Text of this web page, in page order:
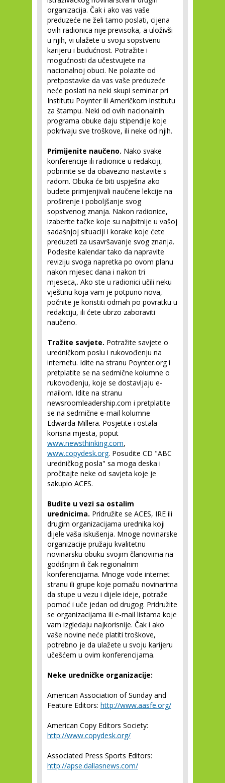
organizacija. Čak i ako vas vaše
preduzeće ne želi tamo poslati, cijena
ovih radionica nije previsoka, a uloživši
u njih, vi ulažete u svoju sopstvenu
karijeru i budućnost. Potražite i
mogućnosti da učestvujete na
nacionalnoj obuci. Ne polazite od
pretpostavke da vas vaše preduzeće
neće poslati na neki skupi seminar pri
Institutu Poynter ili Američkom institutu
za štampu. Neki od ovih nacionalnih
programa obuke daju stipendije koje
pokrivaju sve troškove, ili neke od njih.
Primijenite naučeno. Nako svake
konferencije ili radionice u redakciji,
pobrinite se da obavezno nastavite s
radom. Obuka će biti uspješna ako
budete primjenjivali naučene lekcije na
proširenje i poboljšanje svog
sopstvenog znanja. Nakon radionice,
izaberite tačke koje su najbitnije u vašoj
sadašnjoj situaciji i korake koje ćete
preduzeti za usavršavanje svog znanja.
Podesite kalendar tako da napravite
reviziju svoga napretka po ovom planu
nakon mjesec dana i nakon tri
mjeseca,. Ako ste u radionici učili neku
vještinu koja vam je potpuno nova,
počnite je koristiti odmah po povratku u
redakciju, ili ćete ubrzo zaboraviti
naučeno.
Tražite savjete. Potražite savjete o
uredničkom poslu i rukovođenju na
internetu. Idite na stranu Poynter.org i
pretplatite se na sedmične kolumne o
rukovođenju, koje se dostavljaju e-
mailom. Idite na stranu
newsroomleadership.com i pretplatite
se na sedmične e-mail kolumne
Edwarda Millera. Posjetite i ostala
korisna mjesta, poput
www.newsthinking.com,
www.copydesk.org. Posudite CD "ABC
uredničkog posla" sa moga deska i
pročitajte neke od savjeta koje je
sakupio ACES.
Budite u vezi sa ostalim
urednicima. Pridružite se ACES, IRE ili
drugim organizacijama urednika koji
dijele vaša iskušenja. Mnoge novinarske
organizacije pružaju kvalitetnu
novinarsku obuku svojim članovima na
godišnjim ili čak regionalnim
konferencijama. Mnoge vode internet
stranu ili grupe koje pomažu novinarima
da stupe u vezu i dijele ideje, potraže
pomoć i uče jedan od drugog. Pridružite
se organizacijama ili e-mail listama koje
vam izgledaju najkorisnije. Čak i ako
vaše novine neće platiti troškove,
potrebno je da ulažete u svoju karijeru
učešćem u ovim konferencijama.
Neke uredničke organizacije:
American Association of Sunday and
Feature Editors: http://www.aasfe.org/
American Copy Editors Society:
http://www.copydesk.org/
Associated Press Sports Editors:
http://apse.dallasnews.com/